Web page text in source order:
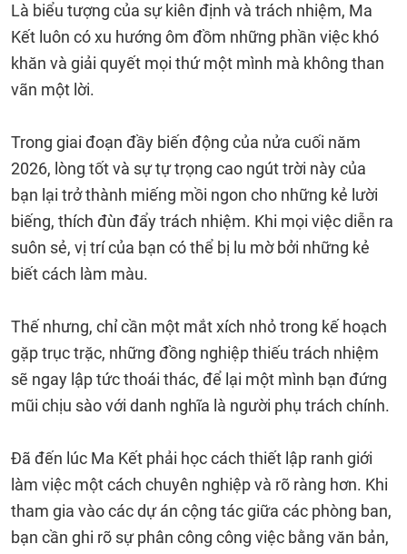
Là biểu tượng của sự kiên định và trách nhiệm, Ma
Kết luôn có xu hướng ôm đồm những phần việc khó
khăn và giải quyết mọi thứ một mình mà không than
vãn một lời.
Trong giai đoạn đầy biến động của nửa cuối năm
2026, lòng tốt và sự tự trọng cao ngút trời này của
bạn lại trở thành miếng mồi ngon cho những kẻ lười
biếng, thích đùn đẩy trách nhiệm. Khi mọi việc diễn ra
suôn sẻ, vị trí của bạn có thể bị lu mờ bởi những kẻ
biết cách làm màu.
Thế nhưng, chỉ cần một mắt xích nhỏ trong kế hoạch
gặp trục trặc, những đồng nghiệp thiếu trách nhiệm
sẽ ngay lập tức thoái thác, để lại một mình bạn đứng
mũi chịu sào với danh nghĩa là người phụ trách chính.
Đã đến lúc Ma Kết phải học cách thiết lập ranh giới
làm việc một cách chuyên nghiệp và rõ ràng hơn. Khi
tham gia vào các dự án cộng tác giữa các phòng ban,
bạn cần ghi rõ sự phân công công việc bằng văn bản,